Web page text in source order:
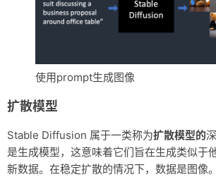
使用prompt生成图像
扩散模型
Stable Diffusion 属于一类称为扩散模型的
是生成模型，这意味着它们旨在生成类似于
新数据。在稳定扩散的情况下，数据是图像。